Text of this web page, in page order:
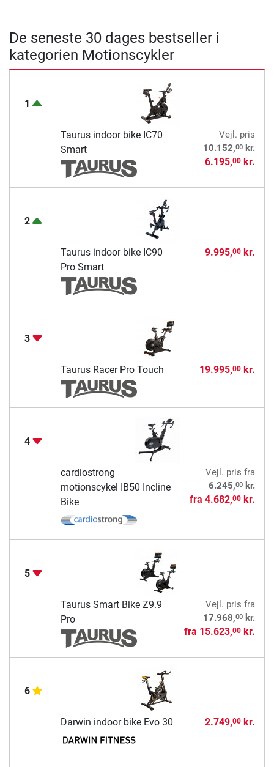
De seneste 30 dages bestseller i
kategorien Motionscykler
1
Taurus indoor bike IC70
Smart
Vejl. pris
10.152,00kr.
6.195,00kr.
2
Taurus indoor bike IC90
Pro Smart
9.995,00kr.
3
Taurus Racer Pro Touch 19.995,00kr.
4
cardiostrong
motionscykel IB50 Incline
Bike
Vejl. pris fra
6.245,00kr.
fra 4.682,00kr.
5
Taurus Smart Bike Z9.9
Pro
Vejl. pris fra
17.968,00kr.
fra 15.623,00kr.
6
Darwin indoor bike Evo 30 2.749,00kr.